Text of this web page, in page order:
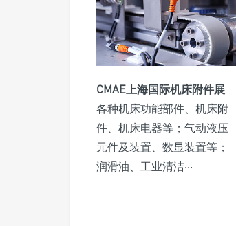
CMAE上海国际机床附件展
各种机床功能部件、机床附
件、机床电器等；气动液压
元件及装置、数显装置等；
润滑油、工业清洁···